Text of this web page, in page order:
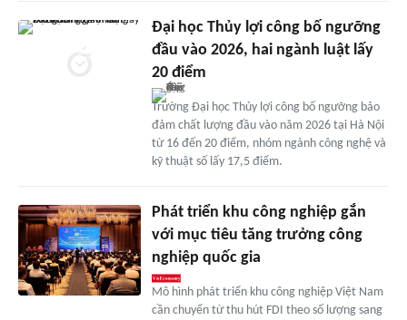
Đại học Thủy lợi công bố ngưỡng
đầu vào 2026, hai ngành luật lấy
20 điểm
Trường Đại học Thủy lợi công bố ngưỡng bảo
đảm chất lượng đầu vào năm 2026 tại Hà Nội
từ 16 đến 20 điểm, nhóm ngành công nghệ và
kỹ thuật số lấy 17,5 điểm.
Phát triển khu công nghiệp gắn
với mục tiêu tăng trưởng công
nghiệp quốc gia
Mô hình phát triển khu công nghiệp Việt Nam
cần chuyển từ thu hút FDI theo số lượng sang